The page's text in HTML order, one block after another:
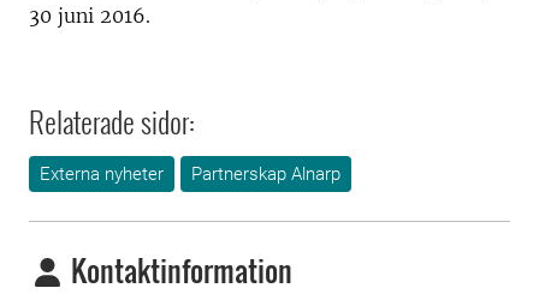
30 juni 2016.
Relaterade sidor:
Externa nyheter Partnerskap Alnarp
Kontaktinformation